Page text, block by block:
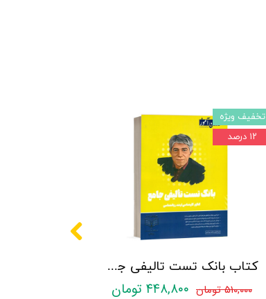
کتاب بانک تست تالیفی جامع روان آموز
۵۱۰,۰۰۰ تومان ۴۴۸,۸۰۰ تومان
تخفیف ویژه
۱۲ درصد